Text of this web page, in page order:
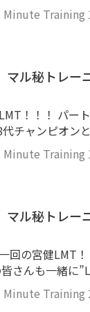
い訳は許さないぞ！
レス 宮原健
Minute Training
マル秘トレ
見事三冠ヘビー級選手権試合
ピオンとなりました！
ニングは上半
Minute Training
マル秘トレ
！！ 真剣にやり過ぎて汗だくの宮
んも一緒に
ぞ！！』 ■■■■■■■■■■■■■
健斗
Minute Training